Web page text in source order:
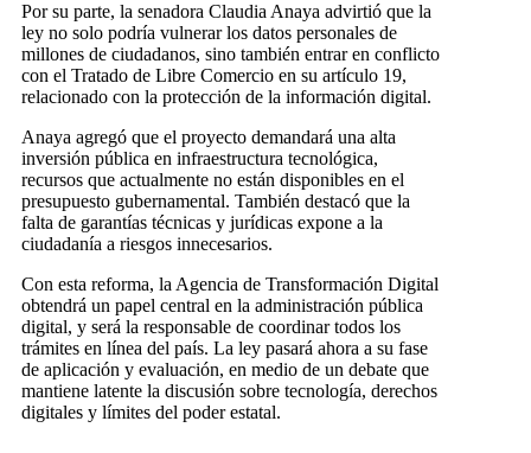
Por su parte, la senadora Claudia Anaya advirtió que la
ley no solo podría vulnerar los datos personales de
millones de ciudadanos, sino también entrar en conflicto
con el Tratado de Libre Comercio en su artículo 19,
relacionado con la protección de la información digital.
Anaya agregó que el proyecto demandará una alta
inversión pública en infraestructura tecnológica,
recursos que actualmente no están disponibles en el
presupuesto gubernamental. También destacó que la
falta de garantías técnicas y jurídicas expone a la
ciudadanía a riesgos innecesarios.
Con esta reforma, la Agencia de Transformación Digital
obtendrá un papel central en la administración pública
digital, y será la responsable de coordinar todos los
trámites en línea del país. La ley pasará ahora a su fase
de aplicación y evaluación, en medio de un debate que
mantiene latente la discusión sobre tecnología, derechos
digitales y límites del poder estatal.